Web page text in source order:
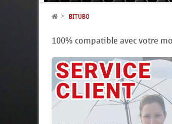
BITUBO
100% compatible avec votre